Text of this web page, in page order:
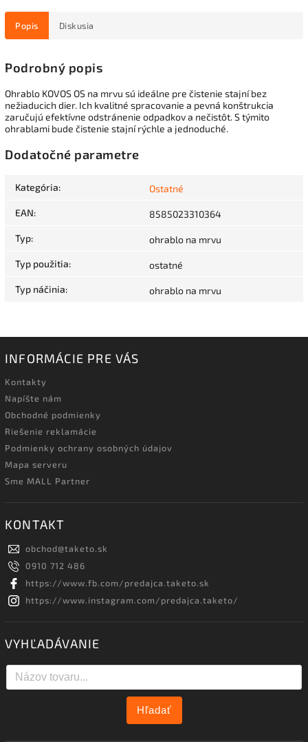
Popis Diskusia
Podrobný popis
Ohrablo KOVOS OS na mrvu sú ideálne pre čistenie stajní bez
nežiaducich dier. Ich kvalitné spracovanie a pevná konštrukcia
zaručujú efektívne odstránenie odpadkov a nečistôt. S týmito
ohrablami bude čistenie stajní rýchle a jednoduché.
Dodatočné parametre
Kategória: Ostatné
EAN: 8585023310364
Typ: ohrablo na mrvu
Typ použitia: ostatné
Typ náčinia: ohrablo na mrvu
INFORMÁCIE PRE VÁS
Kontakty
Napíšte nám
Obchodné podmienky
Riešenie reklamácie
Podmienky ochrany osobných údajov
Mapa serveru
Sme MALL Partner
KONTAKT
obchod@taketo.sk
0910 712 486
https://www.fb.com/predajca.taketo.sk
https://www.instagram.com/predajca.taketo/
VYHĽADÁVANIE
Hľadať